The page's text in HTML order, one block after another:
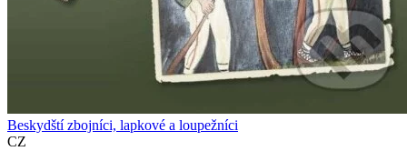
Beskydští zbojníci, lapkové a loupežníci
CZ